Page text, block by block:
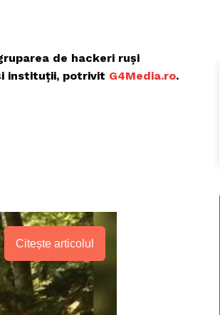
de hackeri ruși
instituții, potrivit G4Media.ro.
Citește articolul